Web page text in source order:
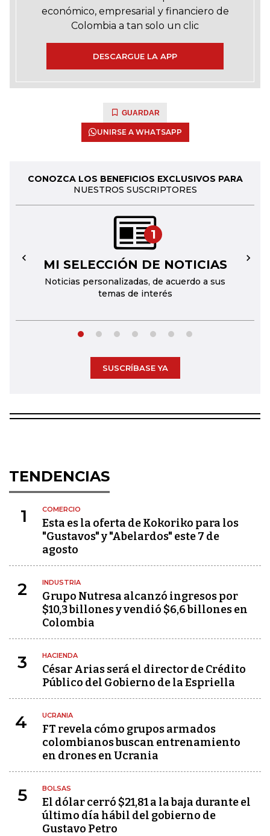
económico, empresarial y financiero de
Colombia a tan solo un clic
DESCARGUE LA APP
GUARDAR
UNIRSE A WHATSAPP
CONOZCA LOS BENEFICIOS EXCLUSIVOS PARA
NUESTROS SUSCRIPTORES
1
MI SELECCIÓN DE NOTICIAS
Noticias personalizadas, de acuerdo a sus
temas de interés
← →
SUSCRÍBASE YA
TENDENCIAS
1 COMERCIO
Esta es la oferta de Kokoriko para los
"Gustavos" y "Abelardos" este 7 de
agosto
2 INDUSTRIA
Grupo Nutresa alcanzó ingresos por
$10,3 billones y vendió $6,6 billones en
Colombia
3 HACIENDA
César Arias será el director de Crédito
Público del Gobierno de la Espriella
4 UCRANIA
FT revela cómo grupos armados
colombianos buscan entrenamiento
en drones en Ucrania
5 BOLSAS
El dólar cerró $21,81 a la baja durante el
último día hábil del gobierno de
Gustavo Petro